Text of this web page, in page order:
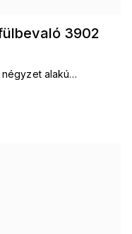
3902
alakú